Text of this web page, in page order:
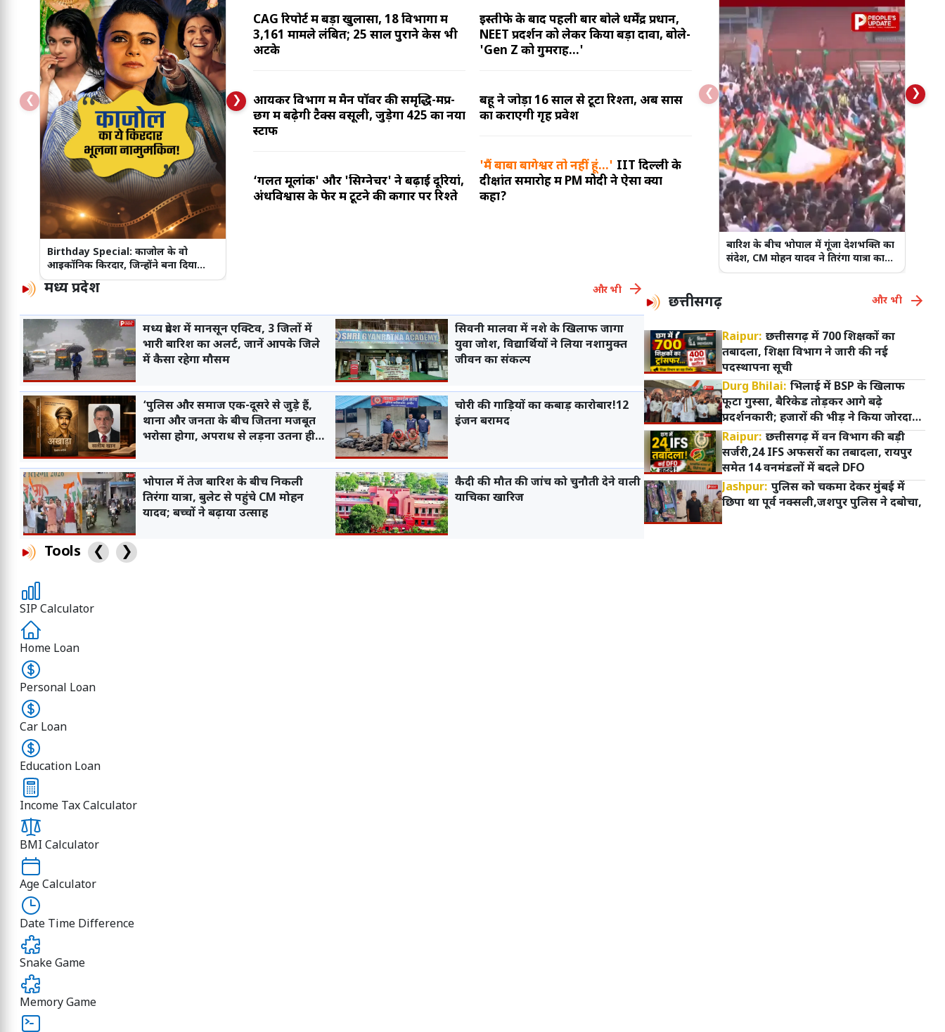
मोहन यादव; बच्चों ने बढ़ाया उत्साह
09 Aug
10:00 AM
IST
कैदी की मौत की जांच को चुनौती देने
वाली याचिका खारिज
09 Aug
9:25 AM
IST
MP हाई कोर्ट को मिलेगा नया जज,
अमित लाहोटी कल संभालेंगे
जिम्मेदारी, केंद्र सरकार ने जारी की
नियुक्ति अधिसूचना
09 Aug
8:21 AM
IST
PM मोदी और JD वेंस की फोन पर
लंबी बातचीत, इन बड़े मुद्दों पर बनी
खास रणनीति!
09 Aug
7:52 AM
होर्मुज पर नहीं बनी बात! जेडी वेंस के
बयान से मिली राहत की उम्मीद,
लेकिन ईरान ने रख दी ऐसी शर्त!
09 Aug
7:00 AM
Aaj Ka Rashifal 09
August:
भगवान विष्णु की कृपा से
इन राशियों की चमकेगी किस्मत, धन,
सुख और सफलता के बनेंगे योग
08 Aug
11:59 PM
Raipur: छत्तीसगढ़ में 700 शिक्षकों
का तबादला, शिक्षा विभाग ने जारी की
नई पदस्थापना सूची
08 Aug
IST
छिंदवाड़ा: CMHO डॉ. नरेश गुन्नाड़े
ने किया था सस्पेंड
❮
Birthday Special: काजोल के वो
आइकॉनिक किरदार, जिन्होंने बना दिया
बॉलीवुड की क्वीन!
❯
CAG रिपोर्ट में बड़ा खुलासा, 18 विभागों में
3,161 मामले लंबित; 25 साल पुराने केस भी
अटके
आयकर विभाग में मैन पॉवर की समृद्धि-मप्र-
छग में बढ़ेगी टैक्स वसूली, जुड़ेगा 425 का नया
स्टाफ
‘गलत मूलांक' और 'सिग्नेचर' ने बढ़ाई दूरियां,
अंधविश्वास के फेर में टूटने की कगार पर रिश्ते
इस्तीफे के बाद पहली बार बोले धर्मेंद्र प्रधान,
NEET प्रदर्शन को लेकर किया बड़ा दावा, बोले-
'Gen Z को गुमराह...'
बहू ने जोड़ा 16 साल से टूटा रिश्ता, अब सास
का कराएगी गृह प्रवेश
'मैं बाबा बागेश्वर तो नहीं हूं...' IIT दिल्ली के
दीक्षांत समारोह में PM मोदी ने ऐसा क्यों
कहा?
❮
बारिश के बीच भोपाल में गूंजा देशभक्ति का
संदेश, CM मोहन यादव ने तिरंगा यात्रा का
किया शुभारंभ
❯
मध्य प्रदेश और भी
मध्य प्रदेश में मानसून एक्टिव, 3 जिलों में
भारी बारिश का अलर्ट, जानें आपके जिले
में कैसा रहेगा मौसम
सिवनी मालवा में नशे के खिलाफ जागा
युवा जोश, विद्यार्थियों ने लिया नशामुक्त
जीवन का संकल्प
‘पुलिस और समाज एक-दूसरे से जुड़े हैं,
थाना और जनता के बीच जितना मजबूत
भरोसा होगा, अपराध से लड़ना उतना ही
चोरी की गाड़ियों का कबाड़ कारोबार!12
इंजन बरामद
भोपाल में तेज बारिश के बीच निकली
तिरंगा यात्रा, बुलेट से पहुंचे CM मोहन
यादव; बच्चों ने बढ़ाया उत्साह
कैदी की मौत की जांच को चुनौती देने वाली
याचिका खारिज
छत्तीसगढ़ और भी
Raipur: छत्तीसगढ़ में 700 शिक्षकों का
तबादला, शिक्षा विभाग ने जारी की नई
पदस्थापना सूची
Durg Bhilai: भिलाई में BSP के खिलाफ
फूटा गुस्सा, बैरिकेड तोड़कर आगे बढ़े
प्रदर्शनकारी; हजारों की भीड़ ने किया जोरदार
प्रदर्शन
Raipur: छत्तीसगढ़ में वन विभाग की बड़ी
सर्जरी,24 IFS अफसरों का तबादला, रायपुर
समेत 14 वनमंडलों में बदले DFO
Jashpur: पुलिस को चकमा देकर मुंबई में
छिपा था पूर्व नक्सली,जशपुर पुलिस ने दबोचा,
Tools ❮ ❯
SIP Calculator
Home Loan
Personal Loan
Car Loan
Education Loan
Income Tax Calculator
BMI Calculator
Age Calculator
Date Time Difference
Snake Game
Memory Game